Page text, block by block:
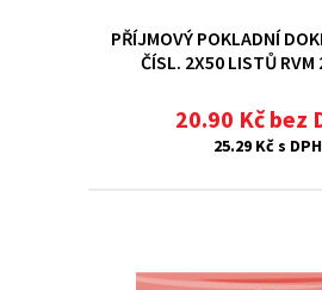
PŘÍJMOVÝ POKLADNÍ
ČÍSL. 2X50 LISTŮ
20.90 Kč bez
25.29 Kč s DPH